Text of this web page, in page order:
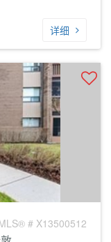
详细
# X13500512